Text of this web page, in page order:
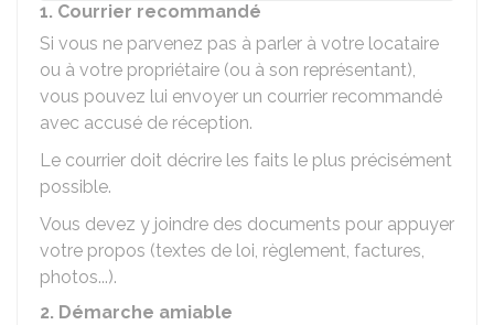
1. Courrier recommandé
Si vous ne parvenez pas à parler à votre locataire
ou à votre propriétaire (ou à son représentant),
vous pouvez lui envoyer un courrier recommandé
avec accusé de réception.
Le courrier doit décrire les faits le plus précisément
possible.
Vous devez y joindre des documents pour appuyer
votre propos (textes de loi, règlement, factures,
photos...).
2. Démarche amiable